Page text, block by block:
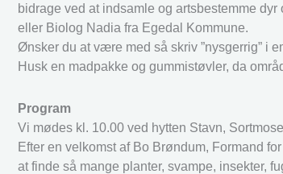
bidrage ved at indsamle og artsbestemme
eller Biolog Nadia fra Egedal Kommune.
Ønsker du at være med så skriv ”nysgerrig” i
Husk en madpakke og gummistøvler, da
Program
Vi mødes kl. 10.00 ved hytten Stavn,
Efter en velkomst af Bo Brøndum, Formand
at finde så mange planter, svampe, insekter,